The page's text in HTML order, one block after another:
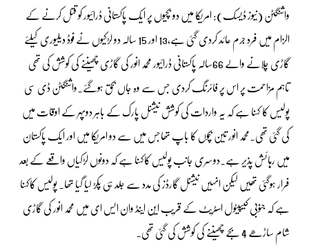
واشنگٹن (نیوز ڈیسک): امریکا میں دو بچیوں پر ایک پاکستانی ڈرائیور کو قتل کرنے کے
الزام میں فرد جرم عائد کردی گئی ہے،13 اور 15 سالہ دو لڑکیوں نے فوڈ دیلیوری کیلئے
گاڑی چلانے والے 66سالہ پاکستانی ڈرائیور محمد انور کی گاڑی چھیننے کی کوشش کی تھی
تاہم مزاحمت پر اس پر فائرنگ کردی جس سے وہ جاں بحق ہوگئے۔واشنگٹن ڈی سی
پولیس کا کہنا ہے کہ یہ واردات کی کوشش نیشنل پارک کے باہر دوپہر کے اوقات میں
کی گئی تھی۔محمد انور تین بچوں کا باپ تھاجس میں سے دو امریکا میں اور ایک پاکستان
میں رہائش پذیر ہے۔دوسری جانب پولیس کاکہنا ہے کہ دونوں لڑکیاں واقعے کے بعد
فرار ہوگئی تھیں لیکن انہیں نیشنل گارڈز کی مدد سے جلد ہی پکڑ لیا گیا تھا۔ پولیس کاکہنا
ہے کہ جنوبی کیپیٹول اسٹریٹ کے قریب این اینڈ وان ایس ای میں محمد انور کی گاڑی
شام ساڑھے 4 بجے چھیننے کی کوشش کی گئی تھی۔